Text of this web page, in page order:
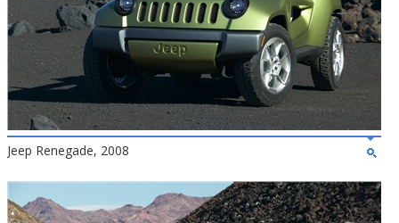
Jeep Renegade, 2008